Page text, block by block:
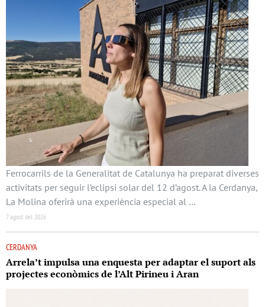
Ferrocarrils de la Generalitat de Catalunya ha preparat diverses
activitats per seguir l’eclipsi solar del 12 d’agost. A la Cerdanya,
La Molina oferirà una experiència especial al …
7 agost del 2026
CERDANYA
Arrela’t impulsa una enquesta per adaptar el suport als
projectes econòmics de l’Alt Pirineu i Aran